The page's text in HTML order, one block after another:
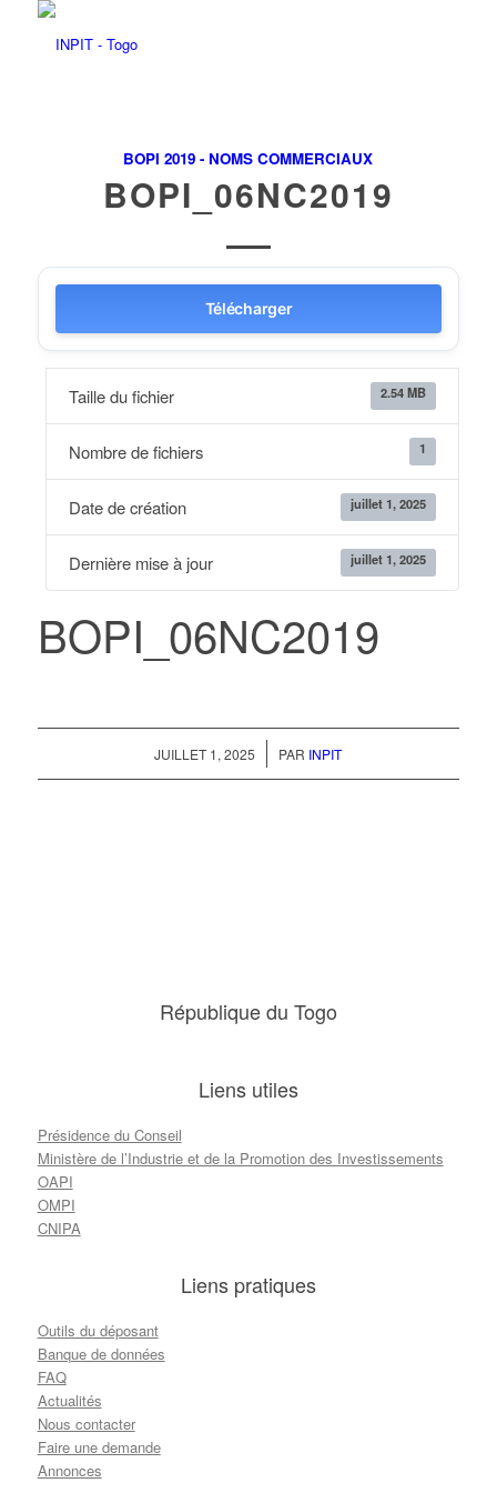
BOPI 2019 - NOMS COMMERCIAUX
BOPI_06NC2019
Télécharger
Taille du fichier 2.54 MB
Nombre de fichiers 1
Date de création juillet 1, 2025
Dernière mise à jour juillet 1, 2025
BOPI_06NC2019
JUILLET 1, 2025
/ PAR INPIT
République du Togo
Liens utiles
Présidence du Conseil
Ministère de l’Industrie et de la Promotion des Investissements
OAPI
OMPI
CNIPA
Liens pratiques
Outils du déposant
Banque de données
FAQ
Actualités
Nous contacter
Faire une demande
Annonces